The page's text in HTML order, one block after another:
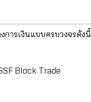
ารเงินแบบครบวงจรดังนี้
Block Trade